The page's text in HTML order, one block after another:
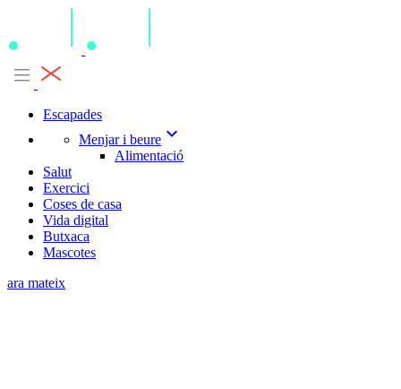
Escapades
Menjar i beure expand_more
Alimentació
Salut
Exercici
Coses de casa
Vida digital
Butxaca
Mascotes
ara mateix